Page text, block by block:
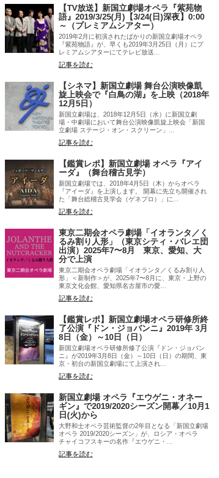
【TV放送】新国立劇場オペラ『紫苑物
語』2019/3/25(月)【3/24(日)深夜】0:00
～（プレミアムシアター）
2019年2月に初演されたばかりの新国立劇場オペラ
『紫苑物語』が、早くも2019年3月25日（月）にプ
レミアムシアターにてテレビ放送...
記事を読む
【シネマ】新国立劇場 舞台公演映像凱
旋上映会で『白鳥の湖』を上映（2018年
12月5日）
新国立劇場は、2018年12月5日（水）に新国立劇
場・中劇場において舞台公演映像凱旋上映会「新国
立劇場 ステージ・オン・スクリーン」...
記事を読む
【鑑賞レポ】新国立劇場 オペラ『アイ
ーダ』（舞台稽古見学）
新国立劇場では、2018年4月5日（木）からオペラ
『アイーダ』を上演します。 開幕に先立ち開催され
た「舞台総稽古見学会（ゲネプロ）」に...
記事を読む
東京二期会オペラ劇場「イオランタ／く
るみ割り人形」（東京シティ・バレエ団
出演）2025年7〜8月 東京、愛知、大
分で上演
東京二期会オペラ劇場「イオランタ／くるみ割り人
形」＜新制作＞が、2025年7〜8月に、東京・上野の
東京文化会館、愛知県名古屋市の愛...
記事を読む
【鑑賞レポ】新国立劇場オペラ研修所終
了公演『ドン・ジョバンニ』2019年 3月
8日（金）～10日（日）
新国立劇場オペラ研修所修了公演『ドン・ジョバン
ニ』が2019年3月8日（金）～10日（日）の期間、東
京・初台の新国立劇場にて上演され...
記事を読む
新国立劇場 オペラ『エウゲニ・オネー
ギン』で2019/2020シーズン開幕／10月1
日(火)から
大野和士オペラ芸術監督の2年目となる「新国立劇場
オペラ 2019/2020シーズン」が、ロシア・オペラ
チャイコフスキーの名作『エウゲニ・...
記事を読む